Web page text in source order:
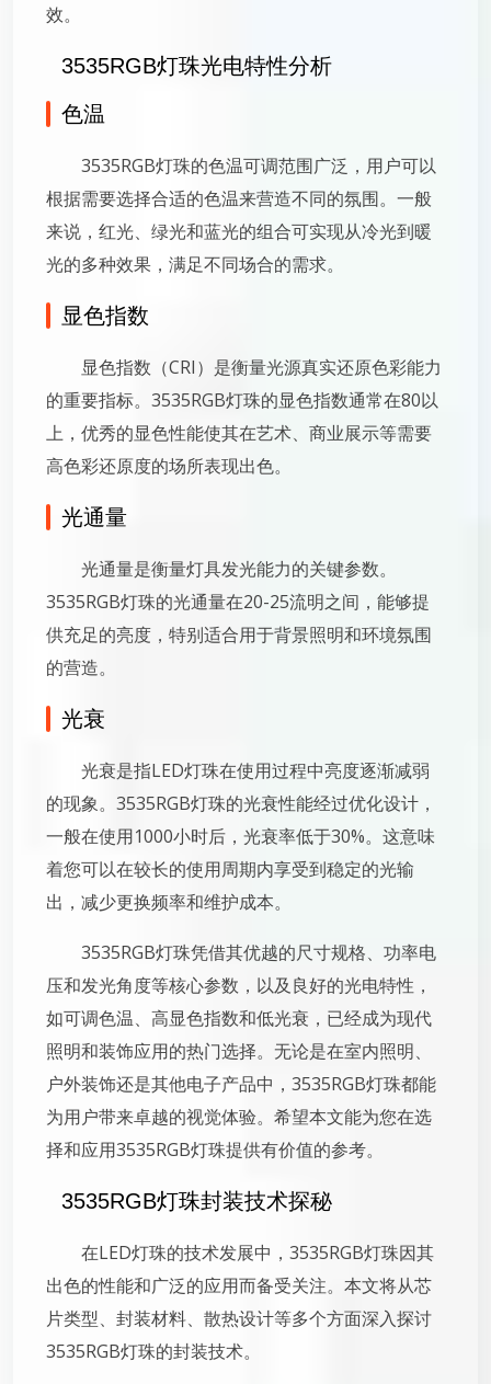
效。
3535RGB灯珠光电特性分析
色温
3535RGB灯珠的色温可调范围广泛，用户可以
根据需要选择合适的色温来营造不同的氛围。一般
来说，红光、绿光和蓝光的组合可实现从冷光到暖
光的多种效果，满足不同场合的需求。
显色指数
显色指数（CRI）是衡量光源真实还原色彩能力
的重要指标。3535RGB灯珠的显色指数通常在80以
上，优秀的显色性能使其在艺术、商业展示等需要
高色彩还原度的场所表现出色。
光通量
光通量是衡量灯具发光能力的关键参数。
3535RGB灯珠的光通量在20-25流明之间，能够提
供充足的亮度，特别适合用于背景照明和环境氛围
的营造。
光衰
光衰是指LED灯珠在使用过程中亮度逐渐减弱
的现象。3535RGB灯珠的光衰性能经过优化设计，
一般在使用1000小时后，光衰率低于30%。这意味
着您可以在较长的使用周期内享受到稳定的光输
出，减少更换频率和维护成本。
3535RGB灯珠凭借其优越的尺寸规格、功率电
压和发光角度等核心参数，以及良好的光电特性，
如可调色温、高显色指数和低光衰，已经成为现代
照明和装饰应用的热门选择。无论是在室内照明、
户外装饰还是其他电子产品中，3535RGB灯珠都能
为用户带来卓越的视觉体验。希望本文能为您在选
择和应用3535RGB灯珠提供有价值的参考。
3535RGB灯珠封装技术探秘
在LED灯珠的技术发展中，3535RGB灯珠因其
出色的性能和广泛的应用而备受关注。本文将从芯
片类型、封装材料、散热设计等多个方面深入探讨
3535RGB灯珠的封装技术。